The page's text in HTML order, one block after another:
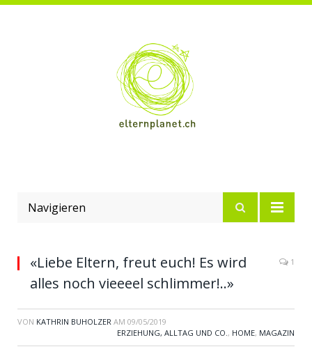
Navigieren
«Liebe Eltern, freut euch! Es wird
alles noch vieeeel schlimmer!..»
1
VON KATHRIN BUHOLZER AM 09/05/2019
ERZIEHUNG, ALLTAG UND CO., HOME, MAGAZIN